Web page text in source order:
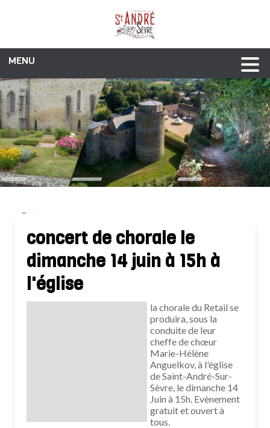
MENU
Tourisme
Infos pratiques
Vie municipale
Vie associative
Vie économique
Service à la personne
Galerie photos
Agenda
Annuaire
Liens utiles
Alertes et restrictions
concert de chorale le
dimanche 14 juin à 15h à
l'église
la chorale du Retail se
produira, sous la
conduite de leur
cheffe de chœur
Marie-Hélène
Anguelkov, à l'église
de Saint-André-Sur-
Sèvre, le dimanche 14
Juin à 15h. Evènement
gratuit et ouvert à
tous.